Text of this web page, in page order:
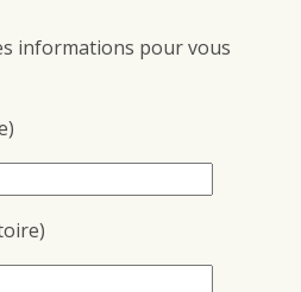
informations pour vous